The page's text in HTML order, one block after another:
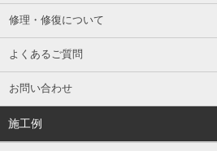
修理・修復について
よくあるご質問
お問い合わせ
施工例